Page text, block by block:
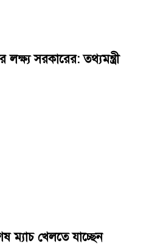
সরকারের: তথ্যমন্ত্রী
ম্যাচ খেলতে যাচ্ছেন